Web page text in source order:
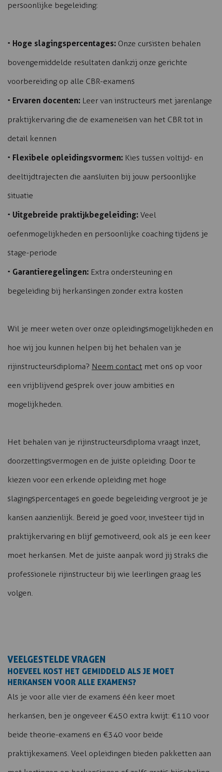
persoonlijke begeleiding:
• Hoge slagingspercentages: Onze cursisten behalen
bovengemiddelde resultaten dankzij onze gerichte
voorbereiding op alle CBR-examens
• Ervaren docenten: Leer van instructeurs met jarenlange
praktijkervaring die de exameneisen van het CBR tot in
detail kennen
• Flexibele opleidingsvormen: Kies tussen voltijd- en
deeltijdtrajecten die aansluiten bij jouw persoonlijke
situatie
• Uitgebreide praktijkbegeleiding: Veel
oefenmogelijkheden en persoonlijke coaching tijdens je
stage-periode
• Garantieregelingen: Extra ondersteuning en
begeleiding bij herkansingen zonder extra kosten
Wil je meer weten over onze opleidingsmogelijkheden en
hoe wij jou kunnen helpen bij het behalen van je
rijinstructeursdiploma? Neem contact met ons op voor
een vrijblijvend gesprek over jouw ambities en
mogelijkheden.
Het behalen van je rijinstructeursdiploma vraagt inzet,
doorzettingsvermogen en de juiste opleiding. Door te
kiezen voor een erkende opleiding met hoge
slagingspercentages en goede begeleiding vergroot je je
kansen aanzienlijk. Bereid je goed voor, investeer tijd in
praktijkervaring en blijf gemotiveerd, ook als je een keer
moet herkansen. Met de juiste aanpak word jij straks die
professionele rijinstructeur bij wie leerlingen graag les
volgen.
VEELGESTELDE VRAGEN
HOEVEEL KOST HET GEMIDDELD ALS JE MOET
HERKANSEN VOOR ALLE EXAMENS?
Als je voor alle vier de examens één keer moet
herkansen, ben je ongeveer €450 extra kwijt: €110 voor
beide theorie-examens en €340 voor beide
praktijkexamens. Veel opleidingen bieden pakketten aan